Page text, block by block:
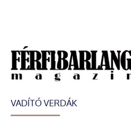
VADÍTÓ VERDÁK